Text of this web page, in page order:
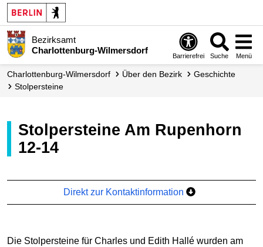
Bezirksamt
Charlottenburg-Wilmersdorf
Barrierefrei Suche Menü
Charlottenburg-Wilmersdorf Über den Bezirk
Geschichte
Stolpersteine
Stolpersteine Am Rupenhorn
12-14
Direkt zur Kontaktinformation
Die Stolpersteine für Charles und Edith Hallé wurden am